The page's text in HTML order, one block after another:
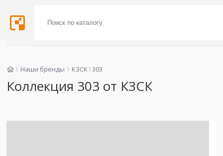
Наши бренды КЗСК 303
Коллекция 303 от КЗСК